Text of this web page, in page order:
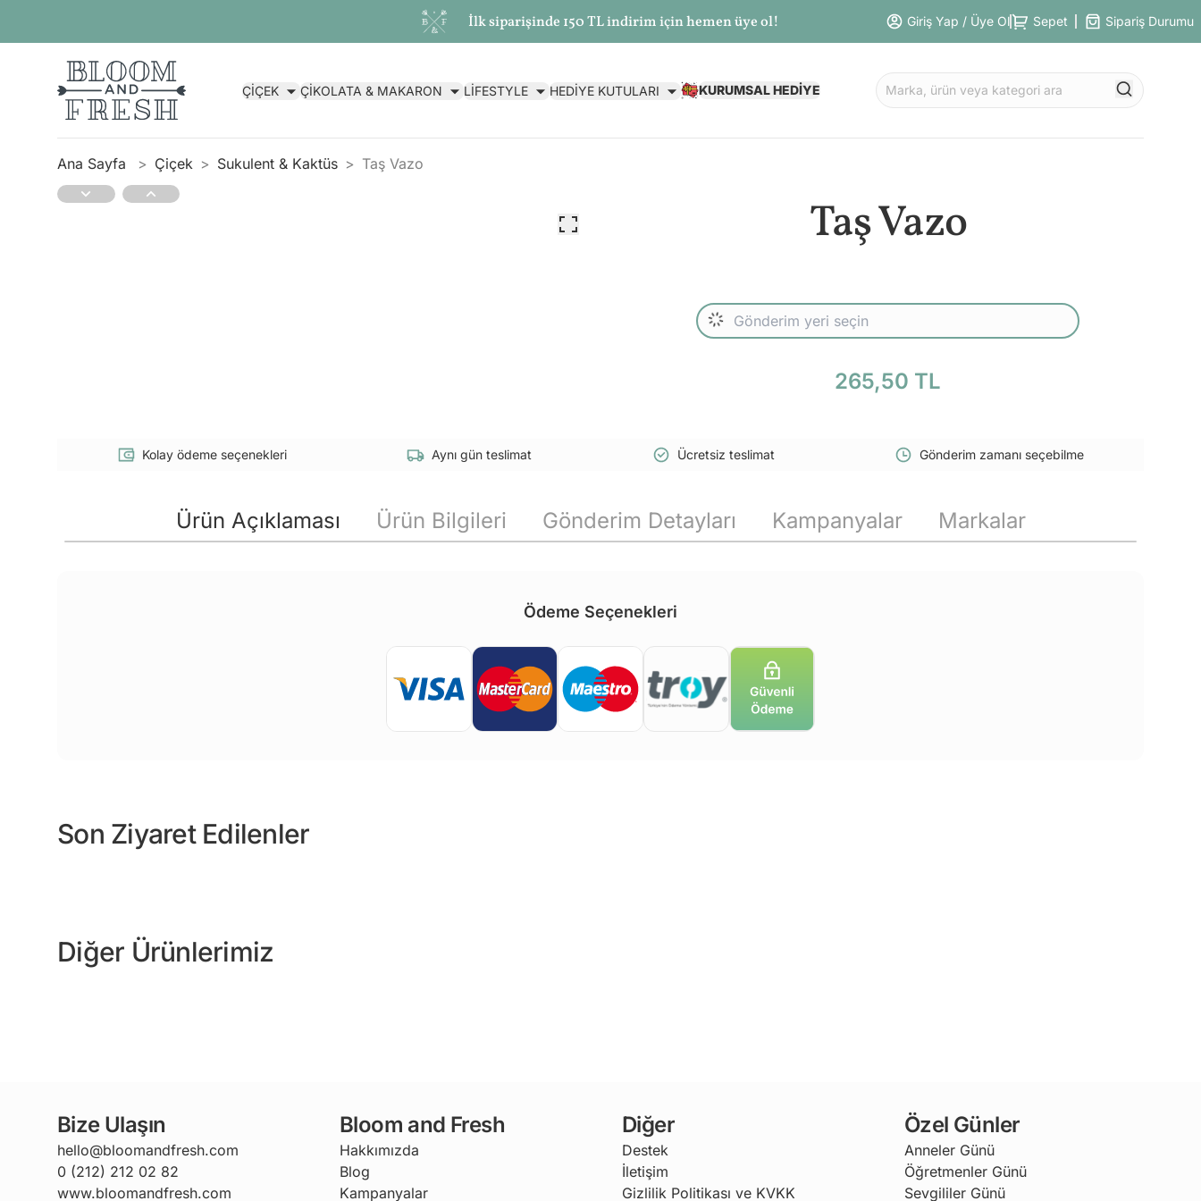
İlk siparişinde 150 TL indirim için hemen üye ol! Giriş Yap / Üye Ol Sepet Sipariş Durumu
ÇİÇEK ÇİKOLATA & MAKARON LİFESTYLE HEDİYE KUTULARI KURUMSAL HEDİYE
Ana Sayfa Çiçek Sukulent & Kaktüs Taş Vazo
Taş Vazo
265,50 TL
Kolay ödeme seçenekleri Aynı gün teslimat Ücretsiz teslimat Gönderim zamanı seçebilme
Ürün Açıklaması Ürün Bilgileri Gönderim Detayları Kampanyalar Markalar
Ödeme Seçenekleri
Son Ziyaret Edilenler
Diğer Ürünlerimiz
Bize Ulaşın
hello@bloomandfresh.com
0 (212) 212 02 82
www.bloomandfresh.com
Bloom and Fresh
Hakkımızda
Blog
Kampanyalar
Diğer
Destek
İletişim
Gizlilik Politikası ve KVKK
Özel Günler
Anneler Günü
Öğretmenler Günü
Sevgililer Günü